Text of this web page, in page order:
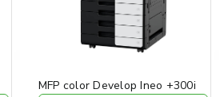
MFP color Develop Ineo +300i